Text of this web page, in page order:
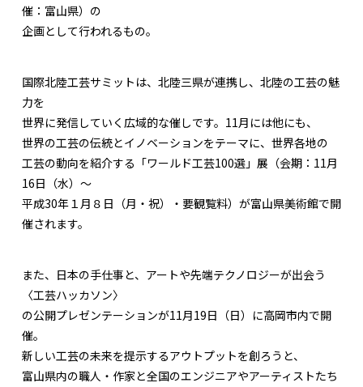
催：富山県）の
企画として行われるもの。
国際北陸工芸サミットは、北陸三県が連携し、北陸の工芸の魅
力を
世界に発信していく広域的な催しです。11月には他にも、
世界の工芸の伝統とイノベーションをテーマに、世界各地の
工芸の動向を紹介する「ワールド工芸100選」展（会期：11月
16日（水）～
平成30年１月８日（月・祝）・要観覧料）が富山県美術館で開
催されます。
また、日本の手仕事と、アートや先端テクノロジーが出会う
〈工芸ハッカソン〉
の公開プレゼンテーションが11月19日（日）に高岡市内で開
催。
新しい工芸の未来を提示するアウトプットを創ろうと、
富山県内の職人・作家と全国のエンジニアやアーティストたち